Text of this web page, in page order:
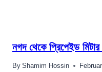
নগদ থেকে প্রিপেইড
By Shamim Hossin